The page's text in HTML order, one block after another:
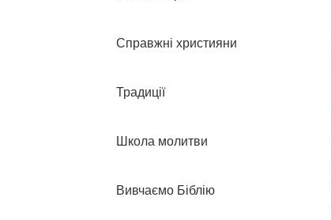
Справжні християни
Традиції
Школа молитви
Вивчаємо Біблію